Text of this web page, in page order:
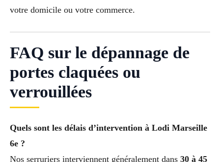
votre domicile ou votre commerce.
FAQ sur le dépannage de
portes claquées ou
verrouillées
Quels sont les délais d’intervention à Lodi Marseille
6e ?
Nos serruriers interviennent généralement dans 30 à 45